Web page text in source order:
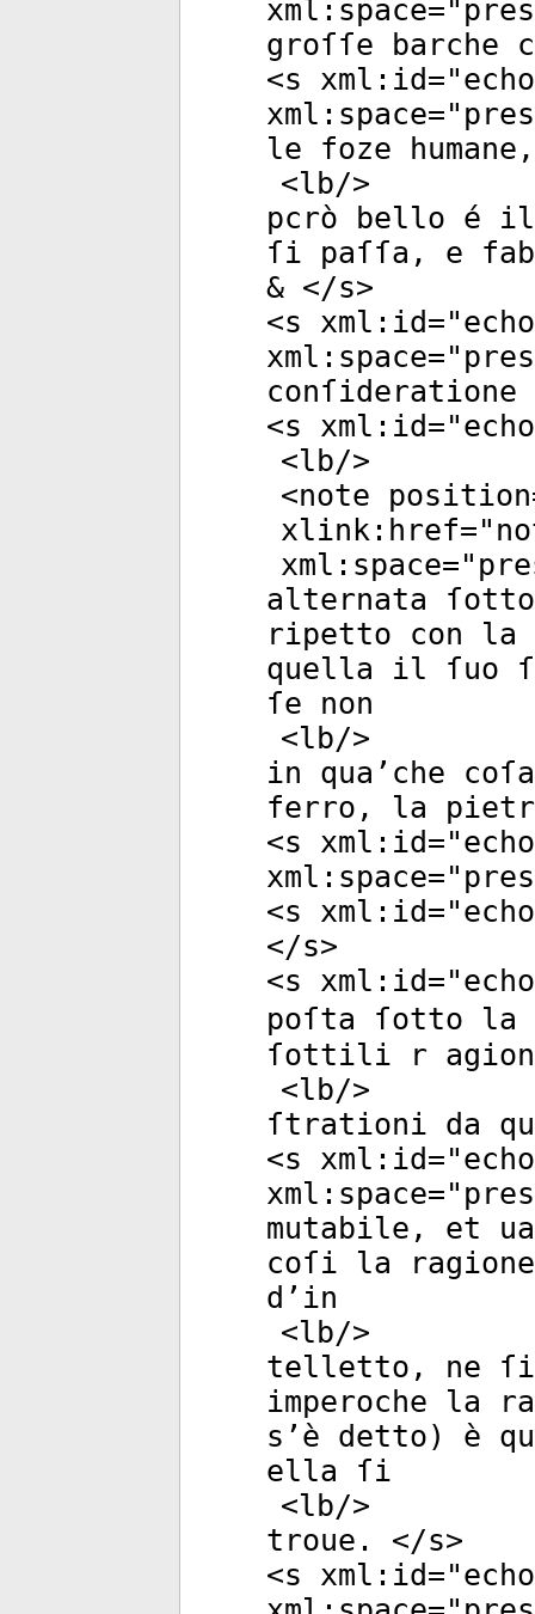
xml:space="
groſſe
<s xml:id="
xml:space="
le foze humane,
<lb/>
pcrò bello é il
ſi paſſa, e
& </s>
<s xml:id="
xml:space="
<s xml:id="
<lb/>
<note position
xlink:href="
xml:space="
alternata
ripetto con la
quella il ſuo
ſe non
<lb/>
in qua’che
ferro, la
<s xml:id="
xml:space="
<s xml:id="
</s>
<s xml:id="
poſta ſotto la
ſottili r
<lb/>
ſtrationi da
<s xml:id="
xml:space="
mutabile, et
coſi la
d’in
<lb/>
telletto, ne ſi
imperoche la
s’è detto) è
ella ſi
<lb/>
troue. </s>
<s xml:id="